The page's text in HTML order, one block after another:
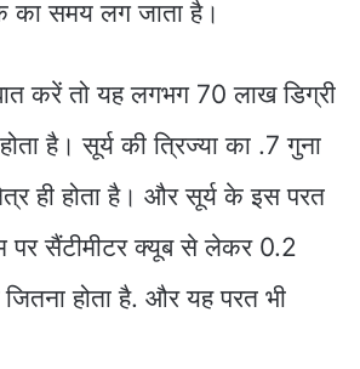
का समय लग जाता है।
करें तो यह लगभग 70 लाख डिग्री
है। सूर्य की त्रिज्या का .7 गुना
ही होता है। और सूर्य के इस परत
पर सैंटीमीटर क्यूब से लेकर 0.2
जितना होता है. और यह परत भी